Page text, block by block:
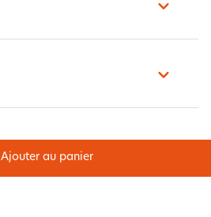
Ajouter au panier